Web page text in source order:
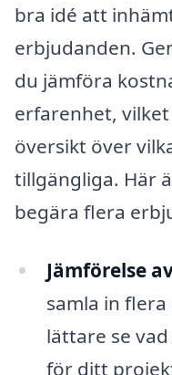
bra idé att
erbjudanden.
du jämföra
erfarenhet,
översikt över
tillgängliga. Här
begära flera
Jämförelse
samla in
lättare se
för ditt